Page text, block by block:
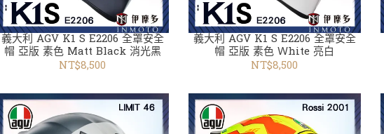
義大利 AGV K1 S E2206 全罩安全
帽 亞版 素色 Matt Black 消光黑
NT$8,500
義大利 AGV K1 S E2206 全罩安全
帽 亞版 素色 Ｗhite 亮白
NT$8,500